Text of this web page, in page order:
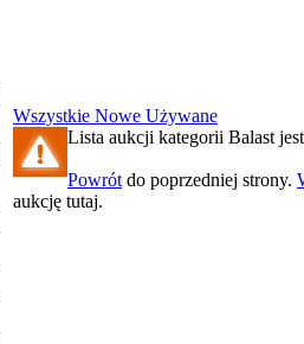
Wszystkie Nowe Używane
Lista aukcji kategorii Balast
Powrót do poprzedniej strony.
aukcję tutaj.